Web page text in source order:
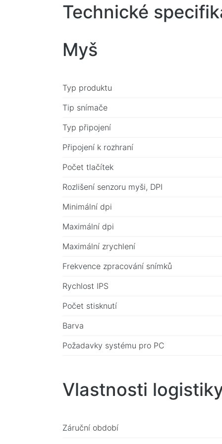
Technické
Myš
Typ produktu
Tip snímače
Typ připojení
Připojení k rozhraní
Počet tlačítek
Rozlišení senzoru myši, DPI
Minimální dpi
Maximální dpi
Maximální zrychlení
Frekvence zpracování snímků
Rychlost IPS
Počet stisknutí
Barva
Požadavky systému pro PC
Vlastnosti
Záruční období